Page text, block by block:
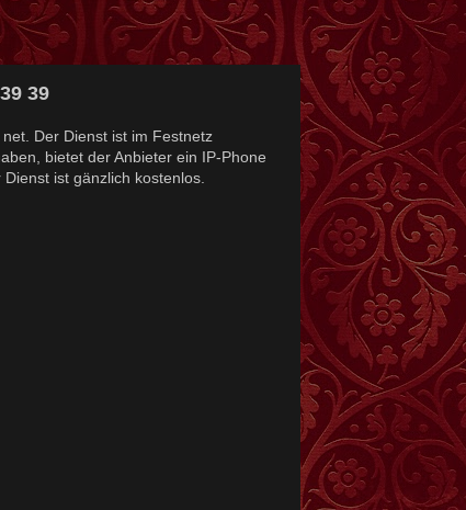
39
Der Dienst ist im Festnetz
bietet der Anbieter ein IP-Phone
ist gänzlich kostenlos.